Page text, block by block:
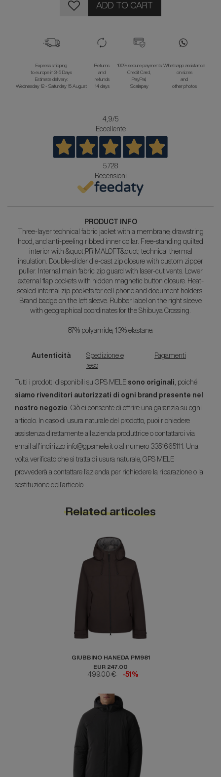
ADD TO CART
Express shipping
to europe in 3-5 Days
Estimate delivery:
Wednesday 12 - Saturday 15 August
Returns
and
refunds
14 days
100% secure payments
Credit Card,
PayPal,
Scalapay
Whatsapp assistance
on sizes
and
other photos
4,9/5
Eccellente
5.728
Recensioni
PRODUCT INFO
Three-layer technical fabric jacket with a membrane, drawstring
hood, and anti-peeling ribbed inner collar. Free-standing quilted
interior with &quot;PRIMALOFT&quot; technical thermal
insulation. Double-slider die-cast zip closure with custom zipper
puller. Internal main fabric zip guard with laser-cut vents. Lower
external flap pockets with hidden magnetic button closure. Heat-
sealed internal zip pockets for cell phone and document holders.
Brand badge on the left sleeve. Rubber label on the right sleeve
with geographical coordinates for the Shibuya Crossing.
87% polyamide, 13% elastane.
Autenticità
Spedizione e
reso
Pagamenti
Tutti i prodotti disponibili su GPS MELE sono originali , poiché
siamo rivenditori autorizzati di ogni brand presente nel
nostro negozio . Ciò ci consente di offrire una garanzia su ogni
articolo. In caso di usura naturale del prodotto, puoi richiedere
assistenza direttamente all'azienda produttrice o contattarci via
email all’indirizzo info@gpsmele.it o al numero 3351665111. Una
volta verificato che si tratta di usura naturale, GPS MELE
provvederà a contattare l’azienda per richiedere la riparazione o la
sostituzione dell’articolo.
Related articoles
GIUBBINO HANEDA PM981
EUR 247.00
499.00 € -51%